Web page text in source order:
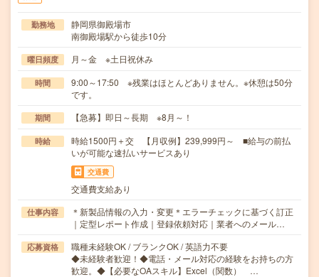
勤務地
静岡県御殿場市
南御殿場駅から徒歩10分
曜日頻度 月～金 ※土日祝休み
時間
9:00～17:50 ※残業はほとんどありません。※休憩は50分
です。
期間 【急募】即日～長期 ※8月～！
時給
時給1500円＋交 【月収例】239,999円～ ■給与の前払
いが可能な速払いサービスあり
交通費
交通費支給あり
仕事内容
＊新製品情報の入力・変更＊エラーチェックに基づく訂正
｜定型レポート作成｜登録依頼対応｜業者へのメール…
応募資格
職種未経験OK / ブランクOK / 英語力不要
◆未経験者歓迎！◆電話・メール対応の経験をお持ちの方
歓迎。◆【必要なOAスキル】Excel（関数） …